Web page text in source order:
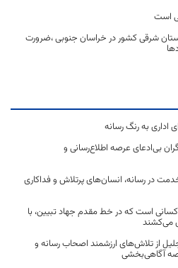
است
شرقی کشور در خراسان جنوبی ،ضرورت
اداری به رنگ رسانه
بی‌ادعای عرصه اطلاع‌رسانی و
خدمت در رسانه، انسان‌های پرتلاش و فداکاری
است که در خط مقدم جهاد تبیین، با
می‌کشند
از تلاش‌های ارزشمند اصحاب رسانه و
آگاهی‌بخشی